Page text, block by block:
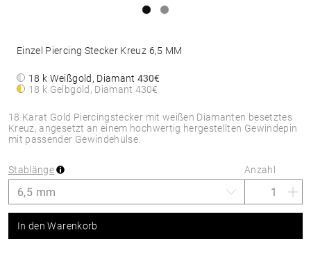
18 Karat Gold Piercingstecker mit weißen Diamanten besetztes
Kreuz, angesetzt an einem hochwertig hergestellten Gewindepin
mit passender Gewindehülse.
Einzel Piercing Stecker Kreuz 6,5 MM
18 k Weißgold, Diamant430€
18 k Gelbgold, Diamant430€
Stablänge Anzahl
In den Warenkorb